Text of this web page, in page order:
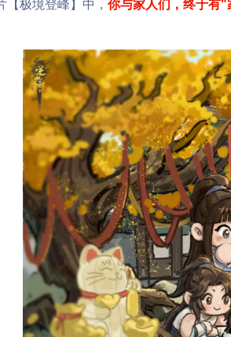
极境登峰】中， 你与家人们，终于有"